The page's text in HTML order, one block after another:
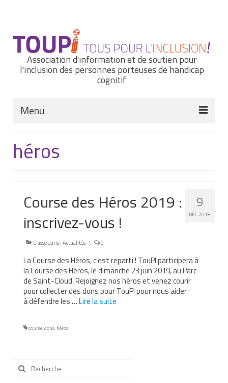
Association d'information et de soutien pour
l'inclusion des personnes porteuses de handicap
cognitif
Menu
Nous connaître
Nos missions et nos valeurs
Notre équipe
Nous contacter
Nos partenaires
Nos livres
Nos livres adaptés
Soins bucco-dentaires
Aide aux démarches
héros
9
DÉC 2018
Course des Héros 2019 :
inscrivez-vous !
Classé dans :Actualités | 0
La Course des Héros, c’est reparti ! TouPI participera à
la Course des Héros, le dimanche 23 juin 2019, au Parc
de Saint-Cloud. Rejoignez nos héros et venez courir
pour collecter des dons pour TouPI pour nous aider
à défendre les …Lire la suite­­
course,dons, héros
Rechercher
: